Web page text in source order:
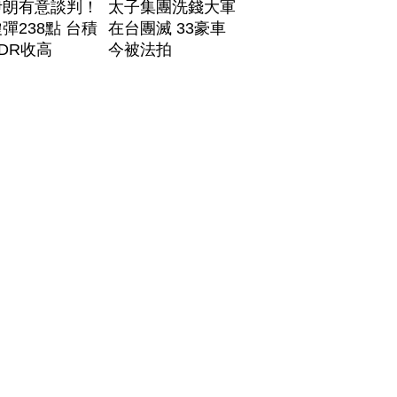
有意談判！
238點 台積
收高
太子集團洗錢大軍
在台團滅 33豪車
今被法拍